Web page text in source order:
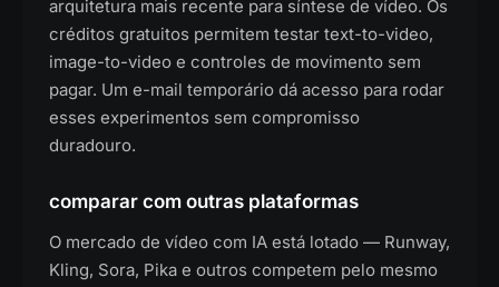
arquitetura mais recente para síntese de vídeo. Os
créditos gratuitos permitem testar text-to-video,
image-to-video e controles de movimento sem
pagar. Um e-mail temporário dá acesso para rodar
esses experimentos sem compromisso
duradouro.
comparar com outras plataformas
O mercado de vídeo com IA está lotado — Runway,
Kling, Sora, Pika e outros competem pelo mesmo